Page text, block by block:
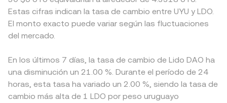
Estas cifras indican la tasa de cambio entre UYU y LDO.
El monto exacto puede variar según las fluctuaciones
del mercado.
En los últimos 7 días, la tasa de cambio de Lido DAO ha
una disminución un 21.00 %. Durante el período de 24
horas, esta tasa ha variado un 2.00 %, siendo la tasa de
cambio más alta de 1 LDO por peso uruguayo